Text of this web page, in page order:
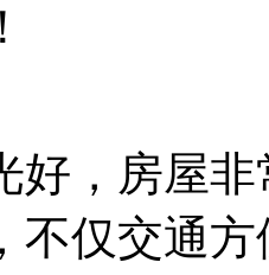
好，房屋
不仅交通